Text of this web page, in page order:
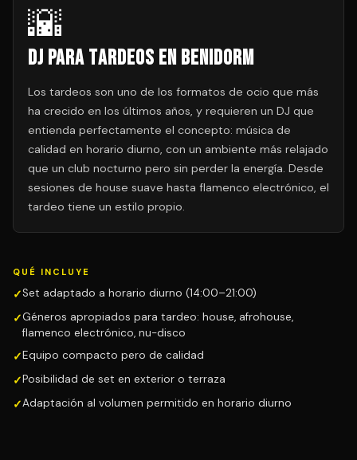
🌇
DJ para Tardeos en Benidorm
Los tardeos son uno de los formatos de ocio que más
ha crecido en los últimos años, y requieren un DJ que
entienda perfectamente el concepto: música de
calidad en horario diurno, con un ambiente más relajado
que un club nocturno pero sin perder la energía. Desde
sesiones de house suave hasta flamenco electrónico, el
tardeo tiene un estilo propio.
QUÉ INCLUYE
Set adaptado a horario diurno (14:00–21:00)
Géneros apropiados para tardeo: house, afrohouse,
flamenco electrónico, nu-disco
Equipo compacto pero de calidad
Posibilidad de set en exterior o terraza
Adaptación al volumen permitido en horario diurno